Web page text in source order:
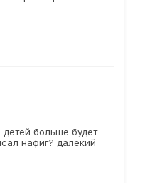
больше будет
нафиг? далёкий